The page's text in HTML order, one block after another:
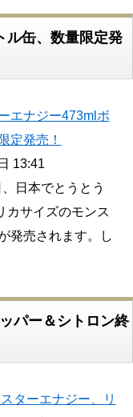
ル缶、数量限定発
エナジー473mlボ
定発売！
13:41
日本でとうとう
カサイズのモンス
発売されます。し
パー＆シトロン終
ターエナジー、リ